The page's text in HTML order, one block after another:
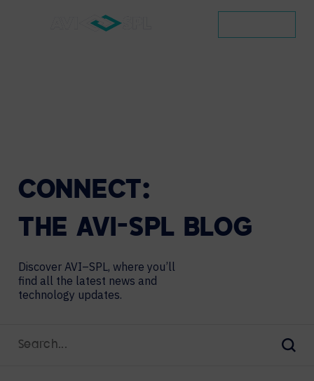
CONNECT:
THE AVI-SPL BLOG
Discover AVI–SPL, where you’ll
find all the latest news and
technology updates.